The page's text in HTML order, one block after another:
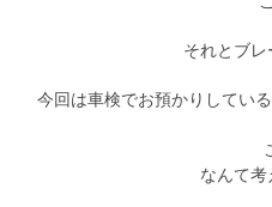
それとブ
今回は車検でお預かりしてい
なんて